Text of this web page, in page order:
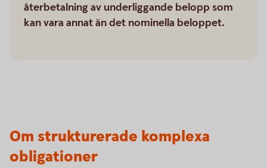
återbetalning av underliggande belopp som
kan vara annat än det nominella beloppet.
Om strukturerade komplexa
obligationer